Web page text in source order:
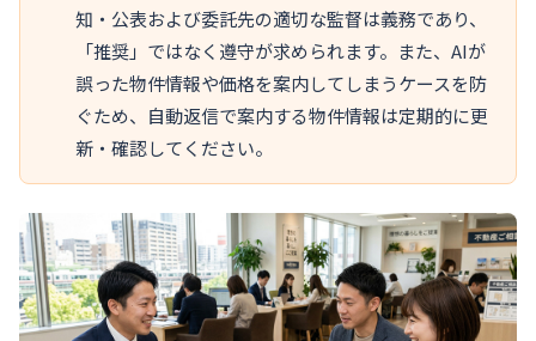
知・公表および委託先の適切な監督は義務であり、
「推奨」ではなく遵守が求められます。また、AIが
誤った物件情報や価格を案内してしまうケースを防
ぐため、自動返信で案内する物件情報は定期的に更
新・確認してください。